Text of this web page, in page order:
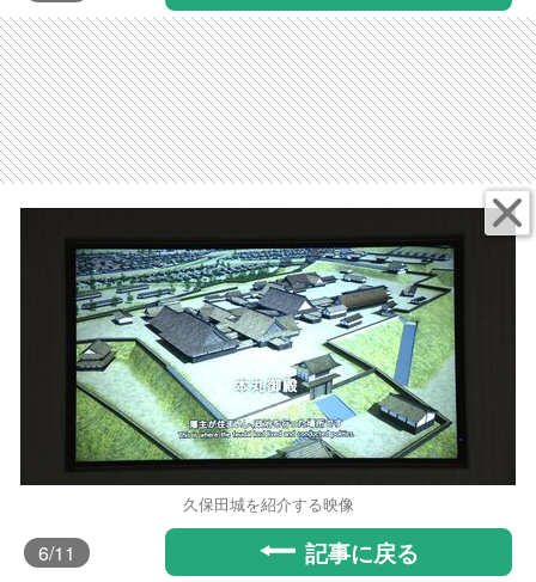
久保田城を紹介する映像
6/11 記事に戻る